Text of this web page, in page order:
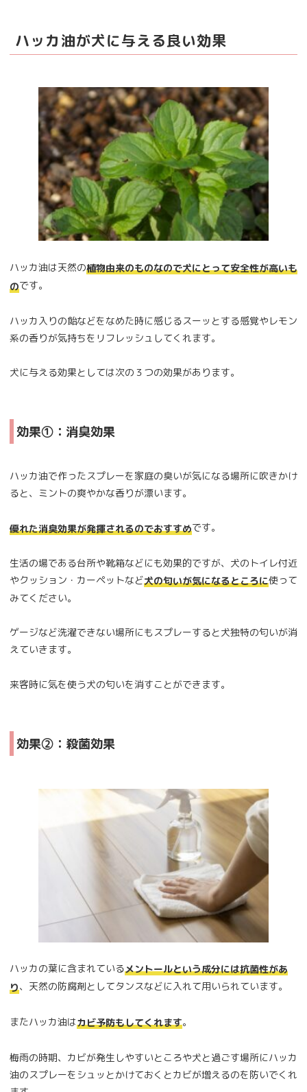
ハッカ油が犬に与える良い効果
ハッカ油は天然の植物由来のものなので犬にとって安全性が高いも
のです。
ハッカ入りの飴などをなめた時に感じるスーッとする感覚やレモン
系の香りが気持ちをリフレッシュしてくれます。
犬に与える効果としては次の３つの効果があります。
効果①：消臭効果
ハッカ油で作ったスプレーを家庭の臭いが気になる場所に吹きかけ
ると、ミントの爽やかな香りが漂います。
優れた消臭効果が発揮されるのでおすすめです。
生活の場である台所や靴箱などにも効果的ですが、犬のトイレ付近
やクッション・カーペットなど犬の匂いが気になるところに使って
みてください。
ゲージなど洗濯できない場所にもスプレーすると犬独特の匂いが消
えていきます。
来客時に気を使う犬の匂いを消すことができます。
効果②：殺菌効果
ハッカの葉に含まれているメントールという成分には抗菌性があ
り、天然の防腐剤としてタンスなどに入れて用いられています。
またハッカ油はカビ予防もしてくれます。
梅雨の時期、カビが発生しやすいところや犬と過ごす場所にハッカ
油のスプレーをシュッとかけておくとカビが増えるのを防いでくれ